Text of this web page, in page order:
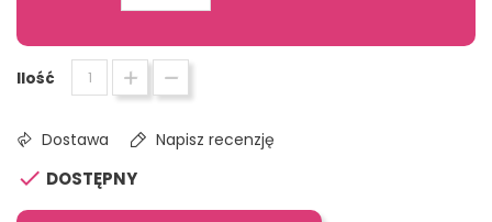
Ilość
Dostawa Napisz recenzję
 DOSTĘPNY